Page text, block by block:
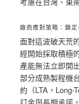
廠商應對策略：鎖
面對這波破天荒
經開始採取積極
產能無法立即開
部分成熟製程機
約（LTA，Long-